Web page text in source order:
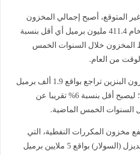
المتوقع، أصبح إجمالي المخزون
الأمريكي من النفط الخام 411.4 مليون برميل أي أقل بنسبة
المخزون خلال السنوات الخمس
من العام.
وذكرت الإدارة أن مخزون البنزين تراجع بواقع 1.9 ألف برميل
خلال الأسبوع الماضي؛ ليصبح أقل بنسبة 6% تقريبا عن
السنوات الخمس الماضية.
مخزون المكررات النفطية، التي
تشمل زيت التدفئة والديزل (السولار) بواقع 5 ملايين برميل